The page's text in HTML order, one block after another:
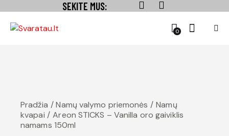
SEKITE MUS:
0
Pradžia Namų valymo priemonės
Namų
kvapai
Areon STICKS – Vanilla oro gaiviklis
namams 150ml